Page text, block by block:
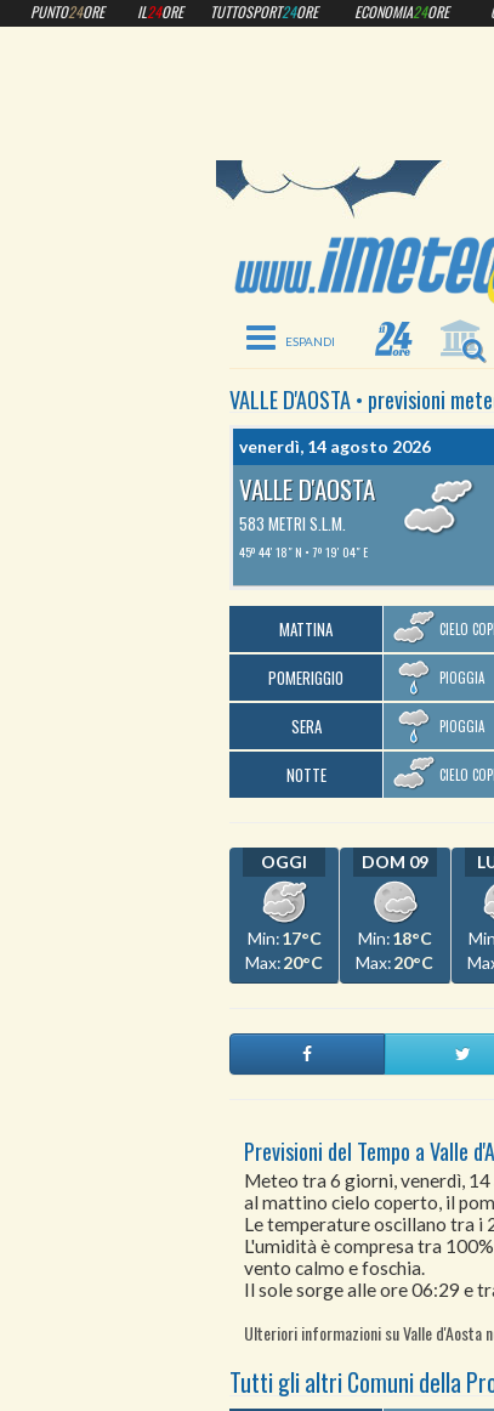
Toggle
VALLE D'AOSTA• previsioni
venerdì, 14 agosto 2026
VALLE D'AOSTA
583 METRI S.L.M.
45º 44′ 18″ N 7º 19′ 04″ E
MATTINA CIELO
POMERIGGIO PIOGGIA
SERA PIOGGIA
NOTTE CIELO
OGGI
Min:17°C
Max:20°C
DOM 09
Min:18°C
Max:20°C
Previsioni del Tempo a Valle
Meteo tra 6 giorni, venerdì,
al mattino cielo coperto, il
Le temperature oscillano tra i
L'umidità è compresa tra
vento calmo e foschia.
Il sole sorge alle ore 06:29 e
Ulteriori informazioni su Valle d'Aosta
Tutti gli altri Comuni della
PUNTO24ORE IL24ORE TUTTOSPORT24ORE ECONOMIA24ORE